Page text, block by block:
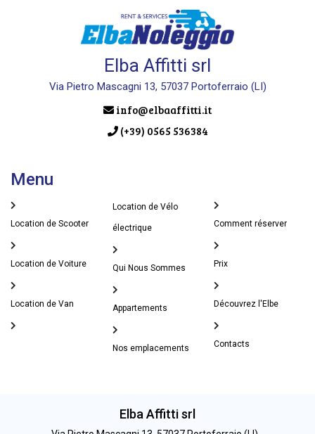
Elba Affitti srl
Via Pietro Mascagni 13, 57037 Portoferraio (LI)
info@elbaaffitti.it
(+39) 0565 536384
Menu
Location de Scooter
Location de Voiture
Location de Van
Location de Vélo
électrique
Qui Nous Sommes
Appartements
Nos emplacements
Comment réserver
Prix
Découvrez l'Elbe
Contacts
Elba Affitti srl